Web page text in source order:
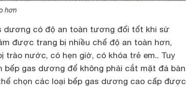
hơn
dương có độ an toàn tương đối tốt khi sử
được trang bị nhiều chế độ an toàn hơn,
trào nước, có hẹn giờ, có khóa trẻ em.. Tuy
bếp gas dương để không phải cắt mặt đá bàn
chọn các loại bếp gas dương cao cấp được